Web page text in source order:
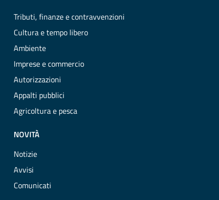
Tributi, finanze e contravvenzioni
Cultura e tempo libero
Ambiente
Imprese e commercio
Autorizzazioni
Appalti pubblici
Agricoltura e pesca
NOVITÀ
Notizie
Avvisi
Comunicati